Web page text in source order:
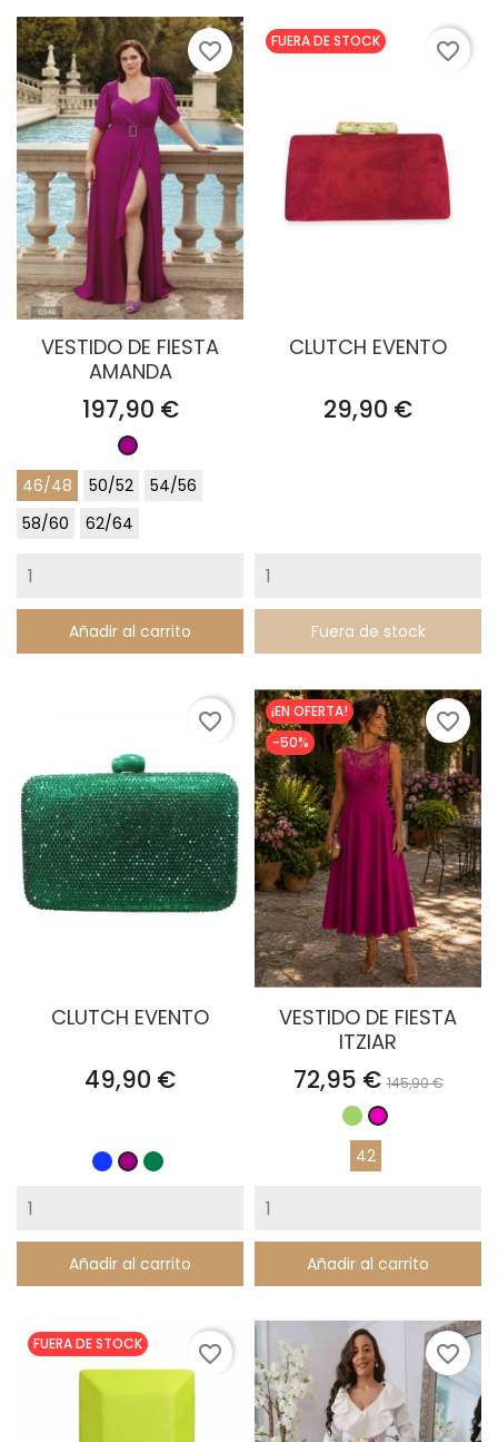
VESTIDO DE FIESTA
AMANDA
Precio
197,90 €
Buganvilla
46/48
50/52
54/56
58/60
62/64
Añadir al carrito
favorite_border
CLUTCH EVENTO
Precio
29,90 €
Fuera de stock
FUERA DE STOCK favorite_border
CLUTCH EVENTO
Precio
49,90 €
AzulBuganvilla
Verde
Añadir al carrito
favorite_border
VESTIDO DE FIESTA
ITZIAR
Precio
72,95 €Precio
base
145,90 €
VerdeFucsia
42
Añadir al carrito
¡EN OFERTA!
-50%
favorite_border
FUERA DE STOCK favorite_border favorite_border